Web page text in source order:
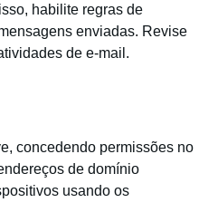
habilite regras de
enviadas. Revise
de e-mail.
concedendo permissões no
de domínio
usando os